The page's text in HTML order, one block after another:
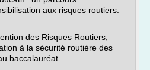
aux risques routiers.
des Risques Routiers,
à la sécurité routière des
baccalauréat....